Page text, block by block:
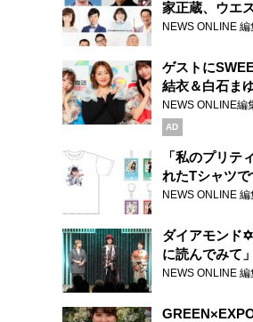
家正蔵、ウエ
場！『ラジオ
NEWS ONLINE 編
ゲストに
結衣＆白石ま
録で素顔全開
NEWS ONLINE編
AD
「私のプリテ
れたTシャツ
天下無双』初
NEWS ONLINE 編
ダイアモンド
に読んでみて
ー『アナスタ
NEWS ONLINE 編